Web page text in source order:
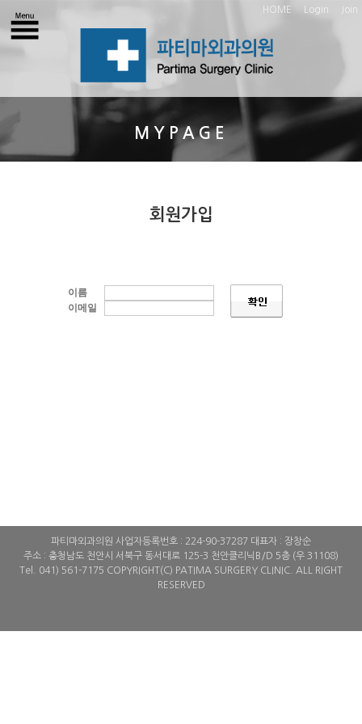
HOME Login Join
MYPAGE
회원가입
이름
이메일
파티마외과의원 사업자등록번호 : 224-90-37287 대표자 : 장창순
주소 : 충청남도 천안시 서북구 동서대로 125-3 천안클리닉B/D 5층 (우 31108)
Tel. 041) 561-7175 COPYRIGHT(C) PATIMA SURGERY CLINIC. ALL RIGHT
RESERVED